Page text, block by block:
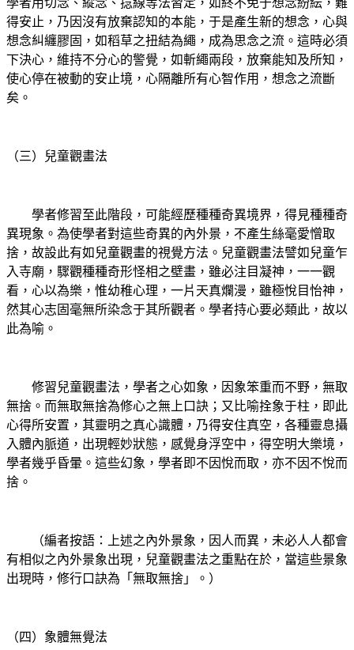
得安止，乃因沒有放棄認知的本能，于是產生新的想念，心與
想念糾纏膠固，如稻草之扭結為繩，成為思念之流。這時必須
下決心，維持不分心的警覺，如斬繩兩段，放棄能知及所知，
使心停在被動的安止境，心隔離所有心智作用，想念之流斷
矣。
（三）兒童觀畫法
學者修習至此階段，可能經歷種種奇異境界，得見種種奇
異現象。為使學者對這些奇異的內外景，不產生絲毫愛憎取
捨，故設此有如兒童觀畫的視覺方法。兒童觀畫法譬如兒童乍
入寺廟，驟觀種種奇形怪相之壁畫，雖必注目凝神，一一觀
看，心以為樂，惟幼稚心理，一片天真爛漫，雖極悅目怡神，
然其心志固毫無所染念于其所觀者。學者持心要必類此，故以
此為喻。
修習兒童觀畫法，學者之心如象，因象笨重而不野，無取
無捨。而無取無捨為修心之無上口訣；又比喻拴象于柱，即此
心得所安置，其靈明之真心識體，乃得安住真空，各種靈息攝
入體內脈道，出現輕妙狀態，感覺身浮空中，得空明大樂境，
學者幾乎昏暈。這些幻象，學者即不因悅而取，亦不因不悅而
捨。
（編者按語：上述之內外景象，因人而異，未必人人都會
有相似之內外景象出現，兒童觀畫法之重點在於，當這些景象
出現時，修行口訣為「無取無捨」。）
（四）象體無覺法